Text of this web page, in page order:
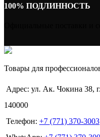
100% ПОДЛИННОСТЬ
Товары для
Адрес: ул. Ак. Чокина 38,
140000
Телефон: +7 (771) 370-3003